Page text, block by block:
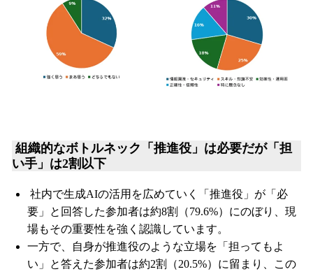
組織的なボトルネック「推進役」は必要だが「担
い手」は2割以下
社内で生成AIの活用を広めていく「推進役」が「必
要」と回答した参加者は約8割（79.6%）にのぼり、現
場もその重要性を強く認識しています。
一方で、自身が推進役のような立場を「担ってもよ
い」と答えた参加者は約2割（20.5%）に留まり、この